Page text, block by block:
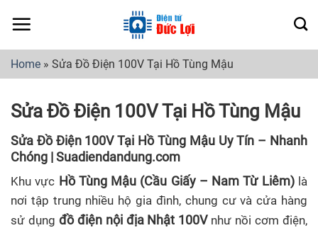
Home » Sửa Đồ Điện 100V Tại Hồ Tùng Mậu
Sửa Đồ Điện 100V Tại Hồ Tùng Mậu
Sửa Đồ Điện 100V Tại Hồ Tùng Mậu Uy Tín – Nhanh
Chóng | Suadiendandung.com
Khu vực Hồ Tùng Mậu (Cầu Giấy – Nam Từ Liêm)là
nơi tập trung nhiều hộ gia đình, chung cư và cửa hàng
sử dụng đồ điện nội địa Nhật 100Vnhư nồi cơm điện,